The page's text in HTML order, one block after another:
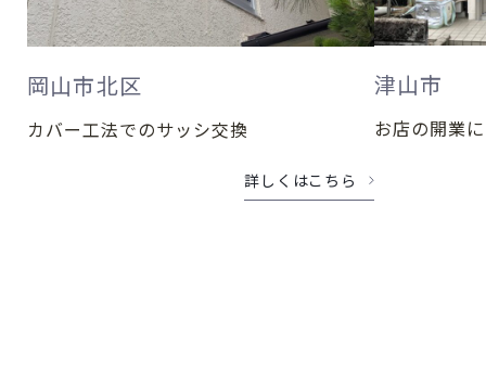
岡山市北区
カバー工法でのサッシ交換
詳しくはこちら
津山市
お店の開業